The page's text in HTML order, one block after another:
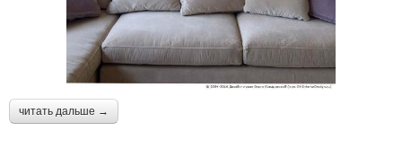
читать дальше →